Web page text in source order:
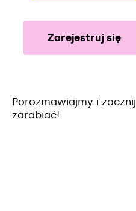
Zarejestruj się
Porozmawiajmy i zacznij
zarabiać!